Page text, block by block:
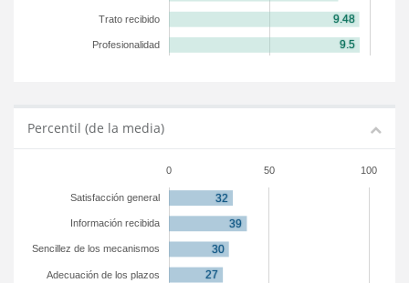
Trato recibido
Profesionalidad
Percentil (de la media)
0 50 100
Satisfacción general
Información recibida
Sencillez de los mecanismos
Adecuación de los plazos